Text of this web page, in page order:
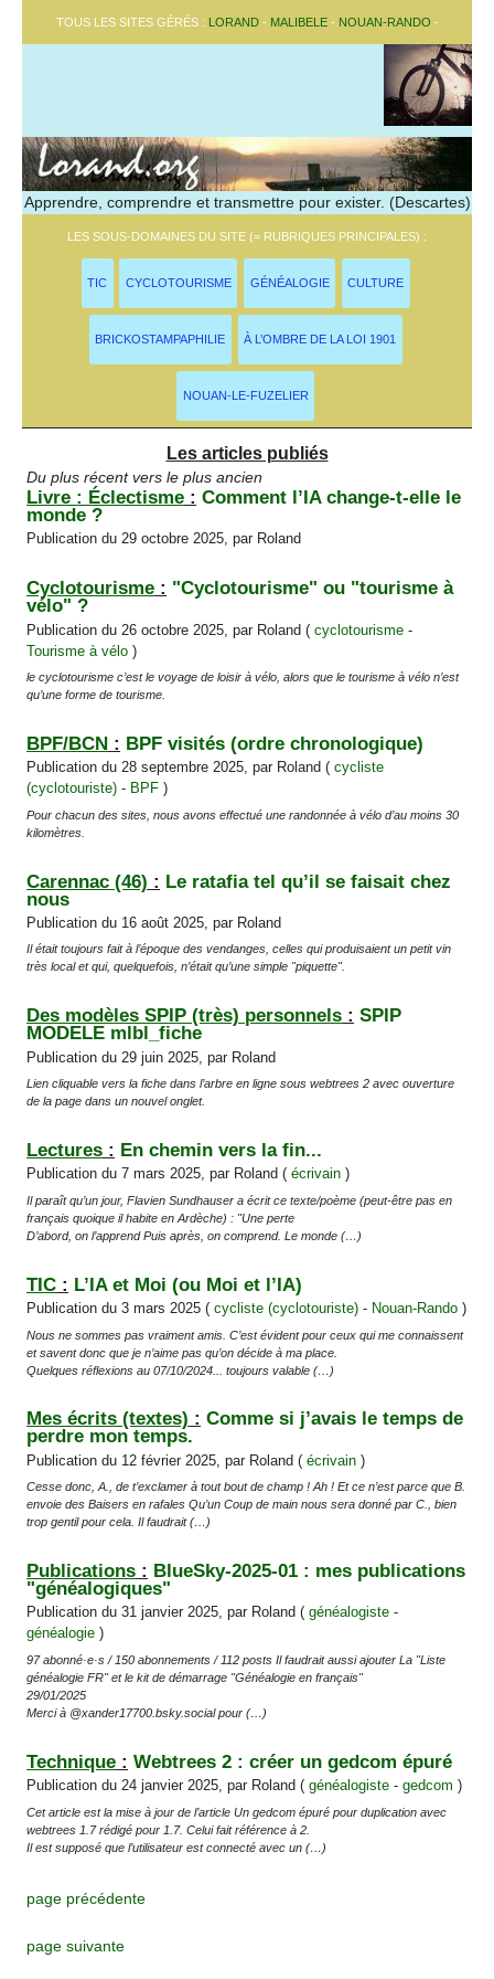
TOUS LES SITES GÉRÉS : LORAND- MALIBELE- NOUAN-RANDO -
Apprendre, comprendre et transmettre pour exister. (Descartes)
LES SOUS-DOMAINES DU SITE (= RUBRIQUES PRINCIPALES) :
TIC CYCLOTOURISME GÉNÉALOGIE CULTURE
BRICKOSTAMPAPHILIE À L’OMBRE DE LA LOI 1901
NOUAN-LE-FUZELIER
Les articles publiés
Du plus récent vers le plus ancien
Articles les plus récents
Livre : Éclectisme : Comment l’IA change-t-elle le
monde ?
Publication du 29 octobre 2025, par Roland
Cyclotourisme : "Cyclotourisme" ou "tourisme à
vélo" ?
Publication du 26 octobre 2025, par Roland (cyclotourisme -
Tourisme à vélo )
le cyclotourisme c’est le voyage de loisir à vélo, alors que le tourisme à vélo n’est
qu’une forme de tourisme.
BPF/BCN : BPF visités (ordre chronologique)
Publication du 28 septembre 2025, par Roland (cycliste
(cyclotouriste) - BPF )
Pour chacun des sites, nous avons effectué une randonnée à vélo d’au moins 30
kilomètres.
Carennac (46) : Le ratafia tel qu’il se faisait chez
nous
Publication du 16 août 2025, par Roland
Il était toujours fait à l’époque des vendanges, celles qui produisaient un petit vin
très local et qui, quelquefois, n’était qu’une simple "piquette".
Des modèles SPIP (très) personnels : SPIP
MODELE mlbl_fiche
Publication du 29 juin 2025, par Roland
Lien cliquable vers la fiche dans l’arbre en ligne sous webtrees 2 avec ouverture
de la page dans un nouvel onglet.
Lectures : En chemin vers la fin...
Publication du 7 mars 2025, par Roland (écrivain )
Il paraît qu’un jour, Flavien Sundhauser a écrit ce texte/poème (peut-être pas en
français quoique il habite en Ardèche) : "Une perte
D’abord, on l’apprend Puis après, on comprend. Le monde (…)
TIC : L’IA et Moi (ou Moi et l’IA)
Publication du 3 mars 2025 (cycliste (cyclotouriste) - Nouan-Rando )
Nous ne sommes pas vraiment amis. C’est évident pour ceux qui me connaissent
et savent donc que je n’aime pas qu’on décide à ma place.
Quelques réflexions au 07/10/2024... toujours valable (…)
Mes écrits (textes) : Comme si j’avais le temps de
perdre mon temps.
Publication du 12 février 2025, par Roland (écrivain )
Cesse donc, A., de t’exclamer à tout bout de champ ! Ah ! Et ce n’est parce que B.
envoie des Baisers en rafales Qu’un Coup de main nous sera donné par C., bien
trop gentil pour cela. Il faudrait (…)
Publications : BlueSky-2025-01 : mes publications
"généalogiques"
Publication du 31 janvier 2025, par Roland (généalogiste -
généalogie )
97 abonné·e·s / 150 abonnements / 112 posts Il faudrait aussi ajouter La "Liste
généalogie FR" et le kit de démarrage "Généalogie en français"
29/01/2025
Merci à @xander17700.bsky.social pour (…)
Technique : Webtrees 2 : créer un gedcom épuré
Publication du 24 janvier 2025, par Roland (généalogiste -gedcom )
Cet article est la mise à jour de l’article Un gedcom épuré pour duplication avec
webtrees 1.7 rédigé pour 1.7. Celui fait référence à 2.
Il est supposé que l’utilisateur est connecté avec un (…)
page précédente
page suivante